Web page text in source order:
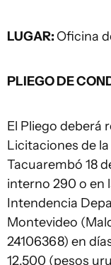
LUGAR: Oficina
PLIEGO DE
El Pliego deberá
Licitaciones de
Tacuarembó 18
interno 290 o en
Intendencia
Montevideo
24106368) en
12.500 (pesos